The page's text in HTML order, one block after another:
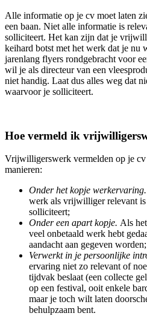
Alle informatie op je cv moet laten
een baan. Niet alle informatie is
solliciteert. Het kan zijn dat je
keihard botst met het werk dat je nu
jarenlang flyers rondgebracht voor
wil je als directeur van een
niet handig. Laat dus alles weg dat
waarvoor je solliciteert.
Hoe vermeld ik
Vrijwilligerswerk vermelden op je
manieren:
Onder het kopje werkervaring.
werk als vrijwilliger relevant
solliciteert;
Onder een apart kopje. Als
veel onbetaald werk hebt
aandacht aan gegeven worden;
Verwerkt in je persoonlijke
ervaring niet zo relevant of
tijdvak beslaat (een collecte
op een festival, ooit enkele
maar je toch wilt laten
behulpzaam bent.